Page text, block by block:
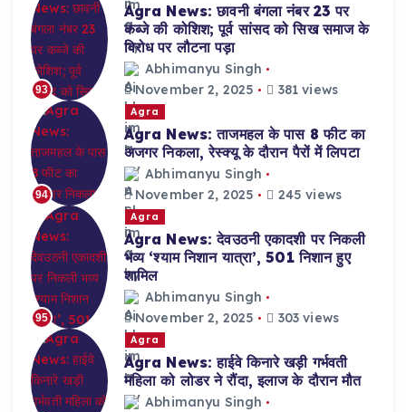
93
Agra News: छावनी बंगला नंबर 23 पर
कब्जे की कोशिश; पूर्व सांसद को सिख समाज के
विरोध पर लौटना पड़ा
Abhimanyu Singh
November 2, 2025
381 views
94
Agra
Agra News: ताजमहल के पास 8 फीट का
अजगर निकला, रेस्क्यू के दौरान पैरों में लिपटा
Abhimanyu Singh
November 2, 2025
245 views
95
Agra
Agra News: देवउठनी एकादशी पर निकली
भव्य ‘श्याम निशान यात्रा’, 501 निशान हुए
शामिल
Abhimanyu Singh
November 2, 2025
303 views
Agra
Agra News: हाईवे किनारे खड़ी गर्भवती
महिला को लोडर ने रौंदा, इलाज के दौरान मौत
Abhimanyu Singh